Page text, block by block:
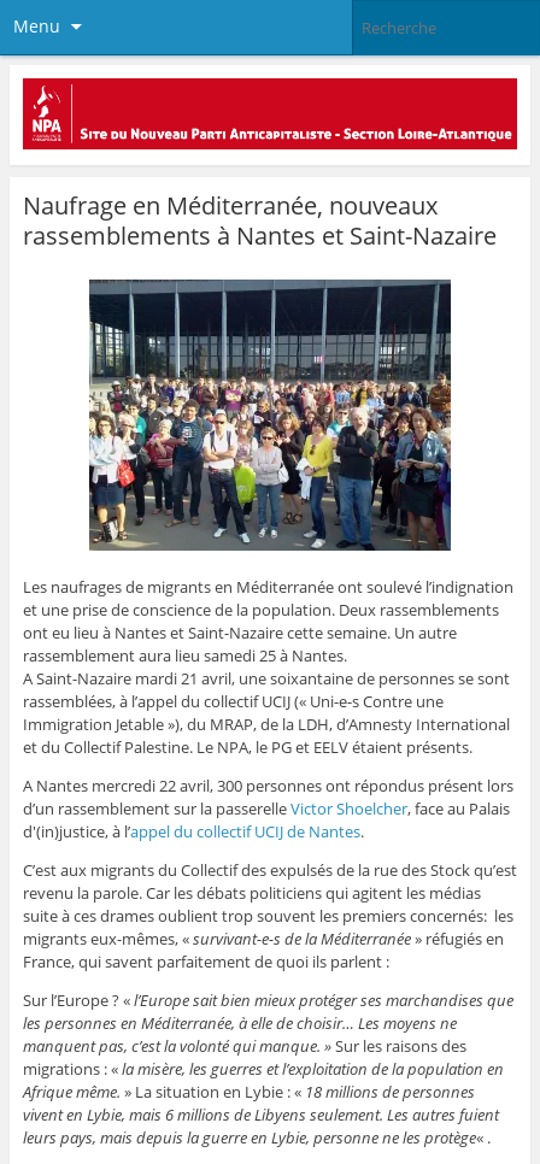
Menu
Naufrage en Méditerranée, nouveaux
rassemblements à Nantes et Saint-Nazaire
Les naufrages de migrants en Méditerranée ont soulevé l’indignation
et une prise de conscience de la population. Deux rassemblements
ont eu lieu à Nantes et Saint-Nazaire cette semaine. Un autre
rassemblement aura lieu samedi 25 à Nantes.
A Saint-Nazaire mardi 21 avril, une soixantaine de personnes se sont
rassemblées, à l’appel du collectif UCIJ (« Uni-e-s Contre une
Immigration Jetable »), du MRAP, de la LDH, d’Amnesty International
et du Collectif Palestine. Le NPA, le PG et EELV étaient présents.
A Nantes mercredi 22 avril, 300 personnes ont répondus présent lors
d’un rassemblement sur la passerelleVictor Shoelcher, face au Palais
d'(in)justice, à l’appel du collectif UCIJ de Nantes.
C’est aux migrants du Collectif des expulsés de la rue des Stock qu’est
revenu la parole. Car les débats politiciens qui agitent les médias
suite à ces drames oublient trop souvent les premiers concernés: les
migrants eux-mêmes, «survivant-e-s de la Méditerranée» réfugiés en
France, qui savent parfaitement de quoi ils parlent :
Sur l’Europe ? «l’Europe sait bien mieux protéger ses marchandises que
les personnes en Méditerranée, à elle de choisir… Les moyens ne
manquent pas, c’est la volonté qui manque. »Sur les raisons des
migrations : «la misère, les guerres et l’exploitation de la population en
Afrique même. » La situation en Lybie : « 18 millions de personnes
vivent en Lybie, mais 6 millions de Libyens seulement. Les autres fuient
leurs pays, mais depuis la guerre en Lybie, personne ne les protège« .